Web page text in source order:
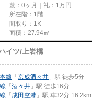
敷：0ヶ月｜礼：1万円
所在階：1階
間取り：1K
面積：27.94㎡
イツ/上岩橋
線 「京成酒々井 」駅 徒歩5分
「酒々井 」駅 徒歩16分
「成田空港 」駅 車32分 16.2km